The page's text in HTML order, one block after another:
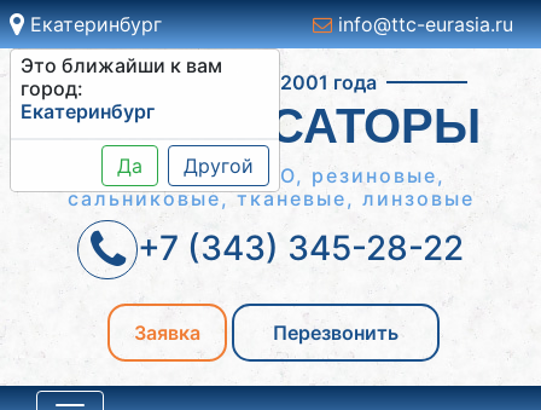
Екатеринбург
Это ближайши к вам
город:
Екатеринбург
Да Другой
info@ttc-eurasia.ru
Работаем с 2001 года
КОМПЕНСАТОРЫ
Сильфонные КСО, резиновые,
сальниковые, тканевые, линзовые
+7 (343) 345-28-22
Заявка Перезвонить